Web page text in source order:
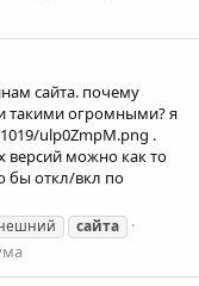
сайта. почему
такими огромными? я
ulp0ZmpM.png .
версий можно как то
бы откл/вкл по
сайта